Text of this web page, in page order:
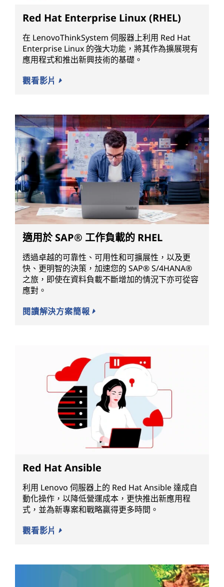
Red Hat Enterprise Linux (RHEL)
在 LenovoThinkSystem 伺服器上利用 Red Hat
Enterprise Linux 的強大功能，將其作為擴展現有
應用程式和推出新興技術的基礎。
觀看影片
適用於 SAP® 工作負載的 RHEL
透過卓越的可靠性、可用性和可擴展性，以及更
快、更明智的決策，加速您的 SAP® S/4HANA®
之旅，即使在資料負載不斷增加的情況下亦可從容
應對。
閱讀解決方案簡報
Red Hat Ansible
利用 Lenovo 伺服器上的 Red Hat Ansible 達成自
動化操作，以降低營運成本，更快推出新應用程
式，並為新專案和戰略贏得更多時間。
觀看影片